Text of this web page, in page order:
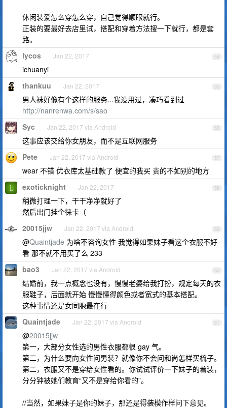
休闲装爱怎么穿怎么穿，自己觉得顺眼就行。
正装的要最好去店里试，搭配和穿着方法搜一下就行，都是套
路。
54
lycos Jan 22, 2017
ichuanyi
55
thankuu Jan 22, 2017
男人袜好像有个这样的服务...我没用过，凑巧看到过
http://nanrenwa.com/s/sao
56
Syc Jan 22, 2017 via Android
这事应该交给你女朋友，而不是互联网服务
57
Pete Jan 22, 2017 via Android
wear 不错 优衣库太基础款了 便宜的我买 贵的不如别的地方
58
exoticknight Jan 22, 2017
稍微打理一下，干干净净就好了
然后出门挂个徕卡（
59
20015jjw Jan 22, 2017 via Android
@Quaintjade 为啥不咨询女性 我觉得如果妹子看这个衣服不好
看 那不就不用买了么 233
60
bao3 Jan 22, 2017 via Android
结婚前，我一点概念也没有，慢慢老婆给我打扮，规定每天的衣
服鞋子，后面就开始 慢慢懂得颜色或者宽式的基本搭配。
这种事情还是女同胞最在行
61
Quaintjade Jan 22, 2017 via Android
@20015jjw
第一，大部分女性选的男性衣服都很 gay 气。
第二，为什么要向女性问男装？就像你不会问和尚怎样买梳子。
第二，衣服又不是穿给女性看的。你试试评价一下妹子的着装，
分分钟被她们教育“又不是穿给你看的”。
//当然，如果妹子是你的妹子，那还是得装模作样问下意见。